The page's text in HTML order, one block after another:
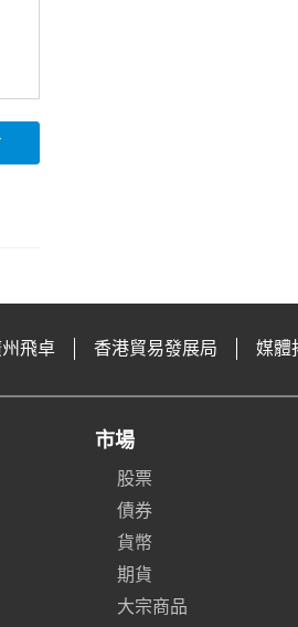
飛卓 香港貿易發展局 媒體
市場
股票
債券
貨幣
期貨
大宗商品